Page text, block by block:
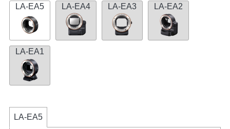
LA-EA5 LA-EA4 LA-EA3 LA-EA2
LA-EA1
LA-EA5